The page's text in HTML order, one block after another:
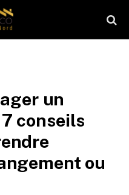
un
conseils
ou